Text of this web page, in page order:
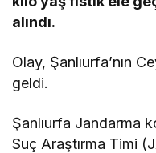
alındı.
Olay, Şanlıurfa’nın
geldi.
Şanlıurfa Jandarma
Suç Araştırma Timi